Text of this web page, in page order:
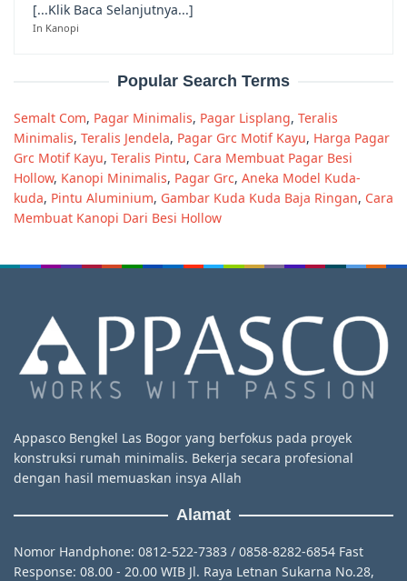
[...Klik Baca Selanjutnya...]
In Kanopi
Popular Search Terms
Semalt Com, Pagar Minimalis, Pagar Lisplang, Teralis
Minimalis, Teralis Jendela, Pagar Grc Motif Kayu, Harga Pagar
Grc Motif Kayu, Teralis Pintu, Cara Membuat Pagar Besi
Hollow, Kanopi Minimalis, Pagar Grc, Aneka Model Kuda-
kuda, Pintu Aluminium, Gambar Kuda Kuda Baja Ringan, Cara
Membuat Kanopi Dari Besi Hollow
Appasco Bengkel Las Bogor yang berfokus pada proyek
konstruksi rumah minimalis. Bekerja secara profesional
dengan hasil memuaskan insya Allah
Alamat
Nomor Handphone: 0812-522-7383 / 0858-8282-6854 Fast
Response: 08.00 - 20.00 WIB Jl. Raya Letnan Sukarna No.28,